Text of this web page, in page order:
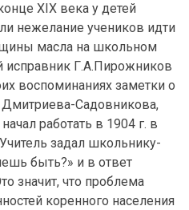
XIX века у детей
нежелание учеников идти
масла на школьном
исправник Г.А.Пирожников
воспоминаниях заметки о
Дмитриева-Садовникова,
работать в 1904 г. в
задал школьнику-
быть?» и в ответ
значит, что проблема
коренного населения